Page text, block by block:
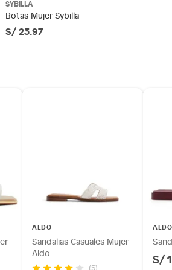
blanca, colchones, muebles,
SYBILLA
Botas Mujer Sybilla
S/ 23.97
ALDO
Sandalias Casuales Mujer
Aldo
(5)
ALDO
S/